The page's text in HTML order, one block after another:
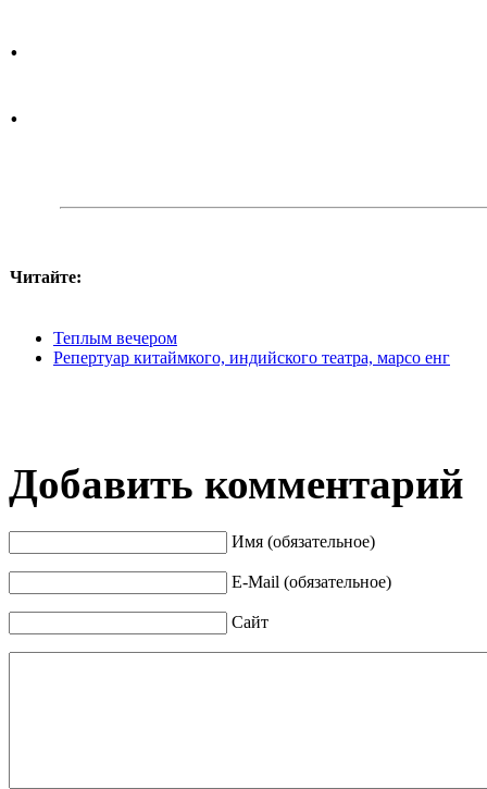
.
.
Читайте:
Теплым вечером
Репертуар китаймкого, индийского театра, марсо енг
Добавить комментарий
Имя (обязательное)
E-Mail (обязательное)
Сайт